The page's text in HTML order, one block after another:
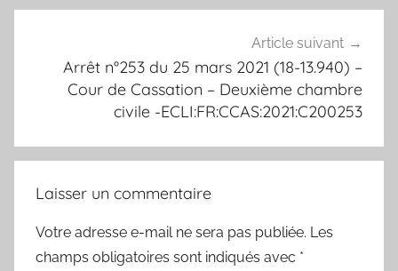
Article suivant
Arrêt n°253 du 25 mars 2021 (18-13.940) –
Cour de Cassation – Deuxième chambre
civile -ECLI:FR:CCAS:2021:C200253
Laisser un commentaire
Votre adresse e-mail ne sera pas publiée. Les
champs obligatoires sont indiqués avec *